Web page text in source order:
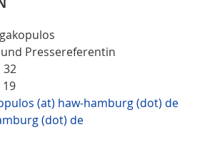
Pressereferentin
32
19
(at) haw-hamburg (dot) de
(dot) de